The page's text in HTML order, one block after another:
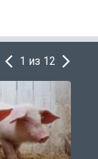
1 из 12